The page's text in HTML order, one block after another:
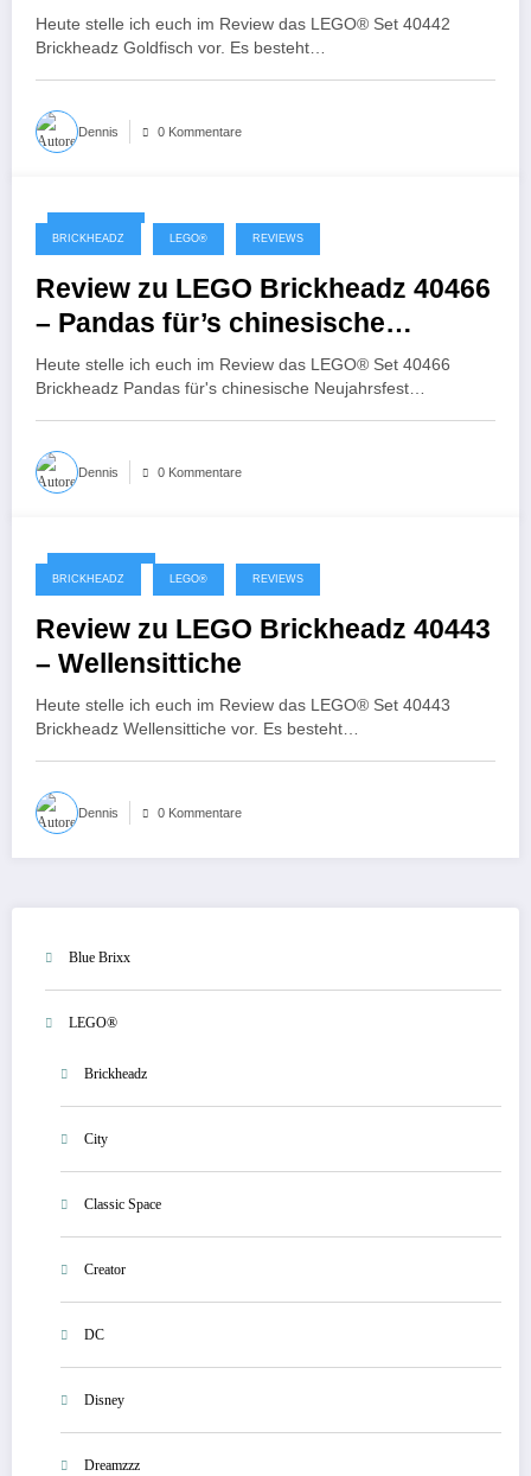
Heute stelle ich euch im Review das LEGO® Set 40442
Brickheadz Goldfisch vor. Es besteht…
Dennis 0 Kommentare
5. Mai 2021
BRICKHEADZ LEGO® REVIEWS
Review zu LEGO Brickheadz 40466
– Pandas für’s chinesische
Neujahrsfest
Heute stelle ich euch im Review das LEGO® Set 40466
Brickheadz Pandas für's chinesische Neujahrsfest…
Dennis 0 Kommentare
25. April 2021
BRICKHEADZ LEGO® REVIEWS
Review zu LEGO Brickheadz 40443
– Wellensittiche
Heute stelle ich euch im Review das LEGO® Set 40443
Brickheadz Wellensittiche vor. Es besteht…
Dennis 0 Kommentare
Blue Brixx
LEGO®
Brickheadz
City
Classic Space
Creator
DC
Disney
Dreamzzz